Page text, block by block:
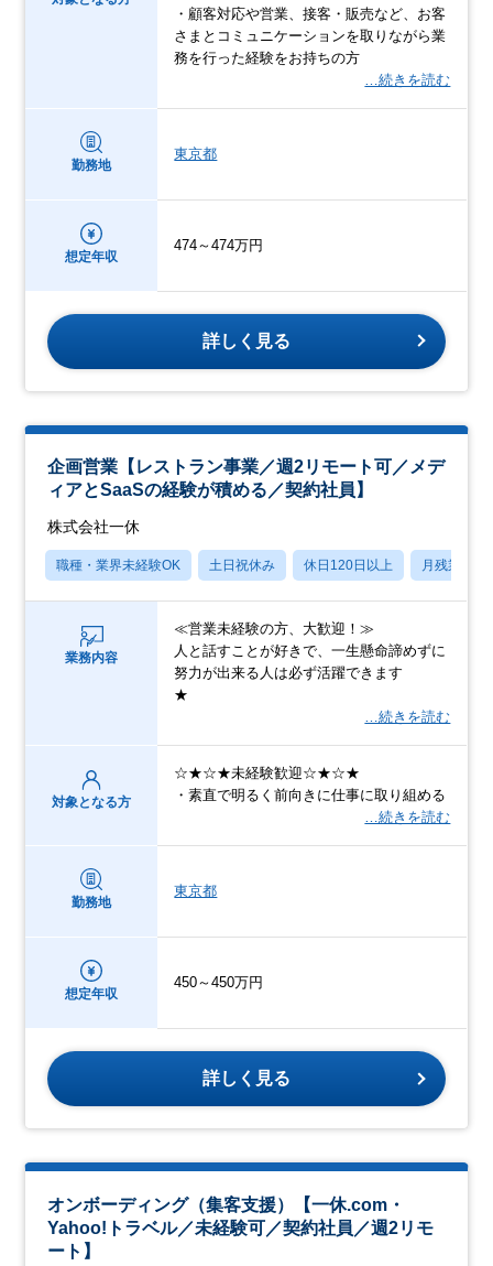
・顧客対応や営業、接客・販売など、お客
さまとコミュニケーションを取りながら業
務を行った経験をお持ちの方
…続きを読む
勤務地
東京都
想定年収
474～474万円
詳しく見る
企画営業【レストラン事業／週2リモート可／メデ
ィアとSaaSの経験が積める／契約社員】
株式会社一休
職種・業界未経験OK 土日祝休み 休日120日以上 月残業20
業務内容
≪営業未経験の方、大歓迎！≫
人と話すことが好きで、一生懸命諦めずに
努力が出来る人は必ず活躍できます
★
…続きを読む
対象となる方
☆★☆★未経験歓迎☆★☆★
・素直で明るく前向きに仕事に取り組める
…続きを読む
勤務地
東京都
想定年収
450～450万円
詳しく見る
オンボーディング（集客支援）【一休.com・
Yahoo!トラベル／未経験可／契約社員／週2リモ
ート】